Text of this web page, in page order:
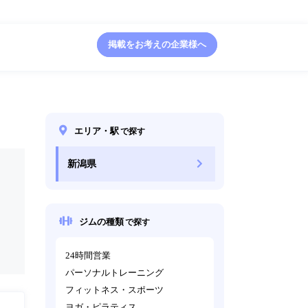
掲載をお考えの企業様へ
エリア・駅で探す
新潟県
ジムの種類で探す
24時間営業
パーソナルトレーニング
フィットネス・スポーツ